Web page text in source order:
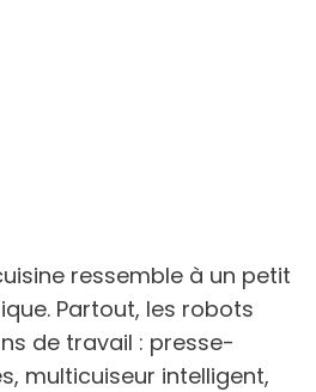
ressemble à un petit
Partout, les robots
de travail : presse-
multicuiseur intelligent,